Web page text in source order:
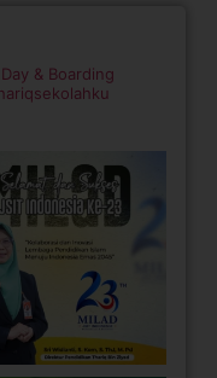
& Boarding